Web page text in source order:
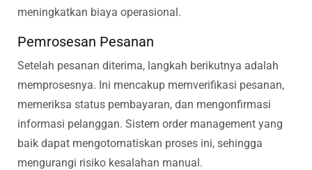
meningkatkan biaya operasional.
Pemrosesan Pesanan
Setelah pesanan diterima, langkah berikutnya adalah
memprosesnya. Ini mencakup memverifikasi pesanan,
memeriksa status pembayaran, dan mengonfirmasi
informasi pelanggan. Sistem order management yang
baik dapat mengotomatiskan proses ini, sehingga
mengurangi risiko kesalahan manual.